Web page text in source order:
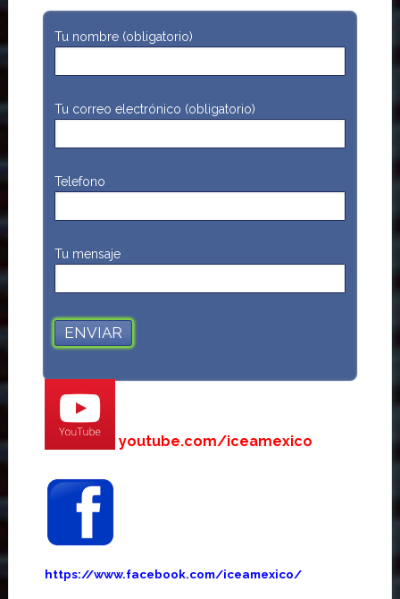
Tu nombre (obligatorio)
Tu correo electrónico (obligatorio)
Telefono
Tu mensaje
youtube.com/iceamexico
https://www.facebook.com/iceamexico/